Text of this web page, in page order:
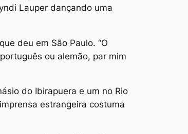
Lauper dançando uma
deu em São Paulo. “O
ou alemão, par mim
do Ibirapuera e um no Rio
estrangeira costuma